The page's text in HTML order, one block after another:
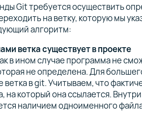
Git требуется осуществить
на ветку, которую мы
алгоритм:
ветка существует в проекте
в ином случае программа не
не определена. Для
в git. Учитываем, что
на который она ссылается.
наличием одноименного